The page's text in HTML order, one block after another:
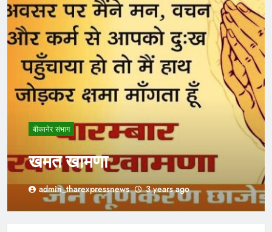
बीकानेर संभाग
खमत खामणा
admin_tharexpressnews 3 years ago